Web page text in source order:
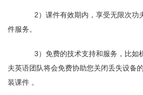
学
2）课件有效期内，享受无限次功
件服务。
3）免费的技术支持和服务，比如
夫英语团队将会免费协助您关闭丢失设备
装课件 。